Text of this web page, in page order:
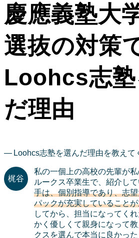
慶應義塾大
選抜の対策
Loohcs志
だ理由
Loohcs志塾を選んだ理由を教えて
私の一個上の高校の先輩が
ルークス卒業生で、紹介して
手は、個別指導であり、志
パックが充実していること
してから、担当になってく
かく優しくて親身になって
クスを選んで本当に良かった